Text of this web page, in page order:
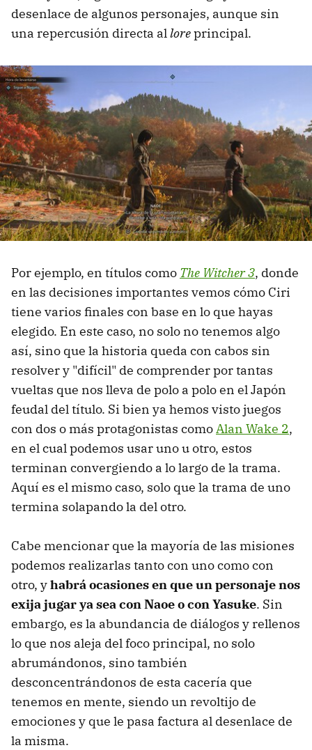
desenlace de algunos personajes, aunque sin
una repercusión directa alloreprincipal.
Por ejemplo, en títulos como The Witcher 3, donde
en las decisiones importantes vemos cómo Ciri
tiene varios finales con base en lo que hayas
elegido. En este caso, no solo no tenemos algo
así, sino que la historia queda con cabos sin
resolver y "difícil" de comprender por tantas
vueltas que nos lleva de polo a polo en el Japón
feudal del título. Si bien ya hemos visto juegos
con dos o más protagonistas comoAlan Wake 2,
en el cual podemos usar uno u otro, estos
terminan convergiendo a lo largo de la trama.
Aquí es el mismo caso, solo que la trama de uno
termina solapando la del otro.
Cabe mencionar que la mayoría de las misiones
podemos realizarlas tanto con uno como con
otro, yhabrá ocasiones en que un personaje nos
exija jugar ya sea con Naoe o con Yasuke. Sin
embargo, es la abundancia de diálogos y rellenos
lo que nos aleja del foco principal, no solo
abrumándonos, sino también
desconcentrándonos de esta cacería que
tenemos en mente, siendo un revoltijo de
emociones y que le pasa factura al desenlace de
la misma.